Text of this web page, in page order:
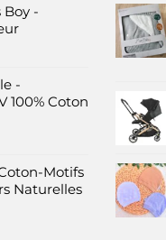
options
peuvent
être
page
Boy -
:
-
100% Coton
:
Motifs
Naturelles